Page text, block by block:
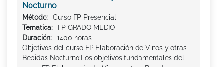
Nocturno
Método:
Curso FP Presencial
Tematica:
FP GRADO MEDIO
Duración:
1400 horas
Objetivos del curso FP Elaboración de Vinos y otras
Bebidas Nocturno:Los objetivos fundamentales del